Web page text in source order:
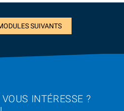
SUIVANTS
INTÉRESSE ?